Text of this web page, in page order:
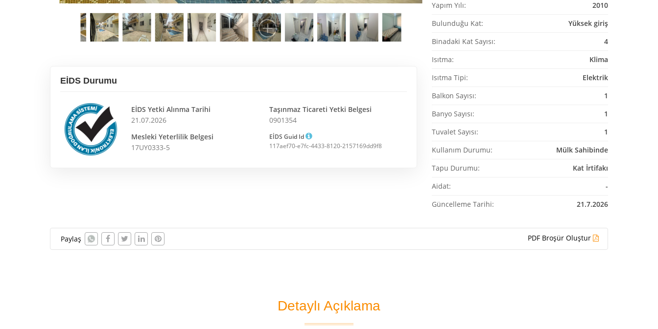
EİDS Durumu
EİDS Yetki Alınma Tarihi
21.07.2026
Taşınmaz Ticareti Yetki Belgesi
0901354
Mesleki Yeterlilik Belgesi
17UY0333-5
EİDS Guid Id
117aef70-e7fc-4433-8120-2157169dd9f8
Yapım Yılı:
2010
Bulunduğu Kat:
Yüksek giriş
Binadaki Kat Sayısı:
4
Isıtma:
Klima
Isıtma Tipi:
Elektrik
Balkon Sayısı:
1
Banyo Sayısı:
1
Tuvalet Sayısı:
1
Kullanım Durumu:
Mülk Sahibinde
Tapu Durumu:
Kat İrtifakı
Aidat:
-
Güncelleme Tarihi:
21.7.2026
Paylaş PDF Broşür Oluştur
Detaylı Açıklama